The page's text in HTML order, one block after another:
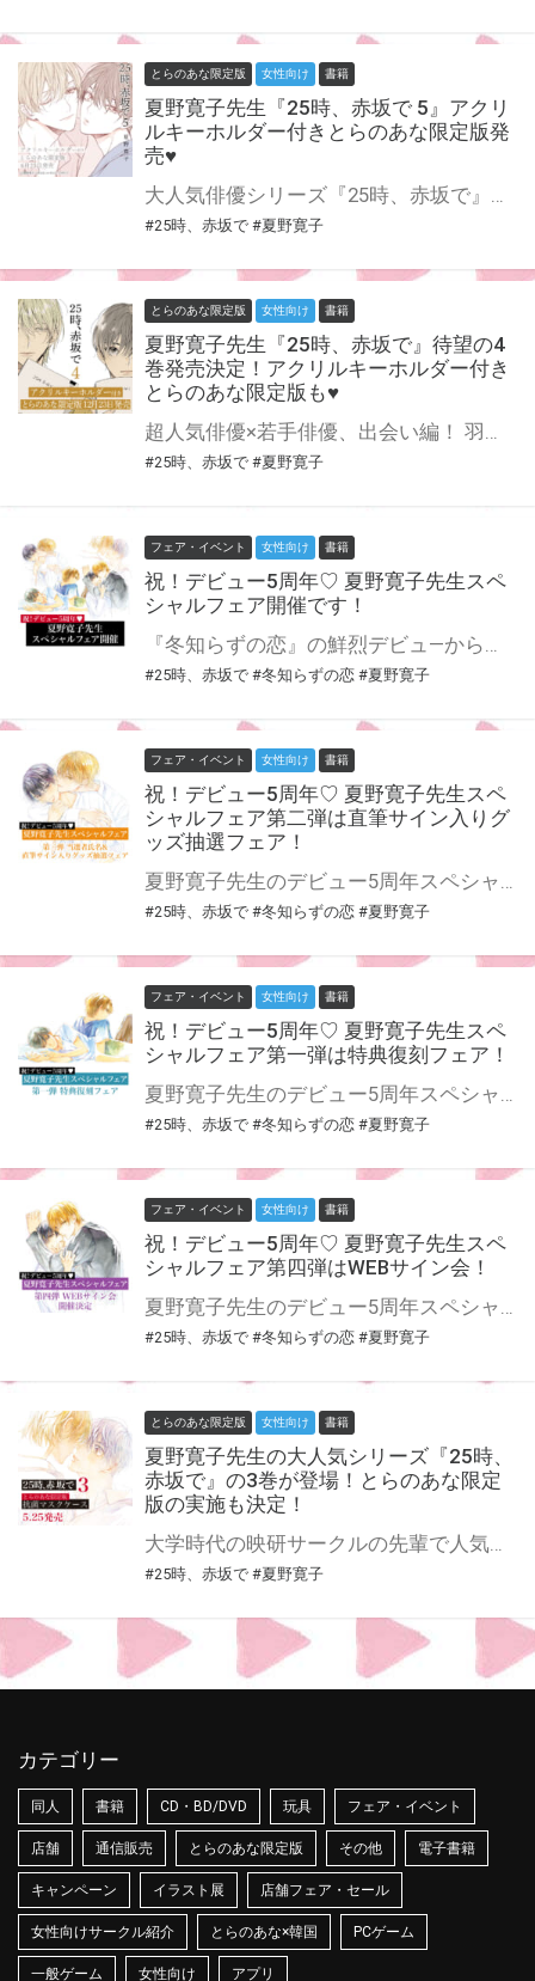
とらのあな限定版 女性向け 書籍
夏野寛子先生『25時、赤坂で 5』アクリ
ルキーホルダー付きとらのあな限定版発
売♥
大人気俳優シリーズ『25時、赤坂で』、最新5巻が特装版・通常版同時発売！ 特装版はなんと20P小冊子付き♪ とらのあなでは刊行を記念してアクリルキーホルダー付きとらのあな限定版を発売致します♥ 池袋店・通販にて予約開始！とらのあな限定版は数量限定生産となりますので、お早めにご予約下さい！
#25時、赤坂で #夏野寛子
とらのあな限定版 女性向け 書籍
夏野寛子先生『25時、赤坂で』待望の4
巻発売決定！アクリルキーホルダー付き
とらのあな限定版も♥
超人気俳優×若手俳優、出会い編！ 羽山麻水と白崎由岐は大学の映研メンバーの結婚式出席のために帰省することにした。 久しぶりの実家が居心地悪い羽山は、ふと白崎との出会いを思い出す。 ーー地元大学の映研で羽山が３年生の時、１年生の白崎は入部してきた。 卒業までに話したのは1度きり。 しかしその間、2人はお互いの演じる姿を見つめ続けていてーー。 山瀬＆佐久間の意外な一夜を描いた番外編も収録！ 大人気俳優シリーズ『25時、赤坂で』に待望の4巻が登場！ とらのあなでは刊行を記念してアクリルキーホルダー付きとらのあな限定版を発売致します♥ 店舗・通販にて予約開始！とらのあな限定版は数量限定生産となりますので、お早めにご予約下さい！
#25時、赤坂で #夏野寛子
フェア・イベント 女性向け 書籍
祝！デビュー5周年♡ 夏野寛子先生スペ
シャルフェア開催です！
『冬知らずの恋』の鮮烈デビュ―から第一線を走り続ける夏野寛子先生。 2021年に人気シリーズ『25時、赤坂で』の3巻も発売となり、今年はついにデビュー5周年！ とらのあなでは夏野寛子先生のデビュー5周年を記念して、スペシャルフェアを開催いたします♥ 6月24日(金)～ 特典復刻フェア開始 6月24日(金)～ 当選者氏名&直筆サイン入りグッズ抽選フェア開始 8月25日(木)～ 完全受注生産グッズ受付開始 8月25日(木)～ WEBサイン会申し込み受付開始 ……と、6月からデビュー月の8月へ向けててんこ盛り☆ 皆さんも一緒にモリモリ盛り上がりましょう！ 詳細は各ページをご確認下さいませ♪
#25時、赤坂で #冬知らずの恋 #夏野寛子
フェア・イベント 女性向け 書籍
祝！デビュー5周年♡ 夏野寛子先生スペ
シャルフェア第二弾は直筆サイン入りグ
ッズ抽選フェア！
夏野寛子先生のデビュー5周年スペシャルフェア第二弾は直筆サイン入りグッズ抽選フェア！ 夏野寛子先生のコミックスをご購入で、当選者氏名&夏野寛子先生直筆サイン入りグッズが当たる♥ 本フェアのために制作したアクリルコースターに先生の直筆サインと当選者氏名を入れていただき、抽選にてプレゼントいたします！ この貴重な機会、皆様ぜひ奮ってご応募くださいませ☆
#25時、赤坂で #冬知らずの恋 #夏野寛子
フェア・イベント 女性向け 書籍
祝！デビュー5周年♡ 夏野寛子先生スペ
シャルフェア第一弾は特典復刻フェア！
夏野寛子先生のデビュー5周年スペシャルフェア第一弾は特典復刻フェア！ 当時手に入れられなかった方には超☆朗報！ デビュー作の『冬知らずの恋』をはじめ、大人気シリーズ初刊『25時、赤坂で』、 さらに『25時、赤坂で 2』の3タイトルの当時の特典【4Pリーフレット】をすべて復刻！ この機会にぜひゲットしてくださいっ！
#25時、赤坂で #冬知らずの恋 #夏野寛子
フェア・イベント 女性向け 書籍
祝！デビュー5周年♡ 夏野寛子先生スペ
シャルフェア第四弾はWEBサイン会！
夏野寛子先生のデビュー5周年スペシャルフェア第四弾はWEBサイン会の開催！ 『冬知らずの恋』『25時、赤坂で』両タイトルにてWEBサイン会が決定です！ この貴重な機会、皆様ぜひ奮ってご応募くださいませ☆
#25時、赤坂で #冬知らずの恋 #夏野寛子
とらのあな限定版 女性向け 書籍
夏野寛子先生の大人気シリーズ『25時、
赤坂で』の3巻が登場！とらのあな限定
版の実施も決定！
大学時代の映研サークルの先輩で人気俳優・羽山麻水と後輩の若手俳優・白崎由岐は、BLドラマ『昼のゆめ』共演がきっかけで恋人同士に。 仕事に厳しい演出家・原田に絞られて、活路が見えない白崎だったが……。 大人気俳優シリーズ『25時、赤坂で』に待望の3巻が登場！ 20Pの小冊子付き特装版も同時刊行！ とらのあなでは刊行を記念して抗菌マスクケース付きとらのあな限定版を発売致します♡ さらに通常特典として描き下ろし入り4Pリーフレットが付属いたします。 各店・通販にて予約開始！とらのあな限定版は数量限定生産となりますので、お早めにご予約下さい♪
#25時、赤坂で #夏野寛子
カテゴリー
同人 書籍 CD・BD/DVD 玩具 フェア・イベント
店舗 通信販売 とらのあな限定版 その他 電子書籍
キャンペーン イラスト展 店舗フェア・セール
女性向けサークル紹介 とらのあな×韓国 PCゲーム
一般ゲーム 女性向け アプリ